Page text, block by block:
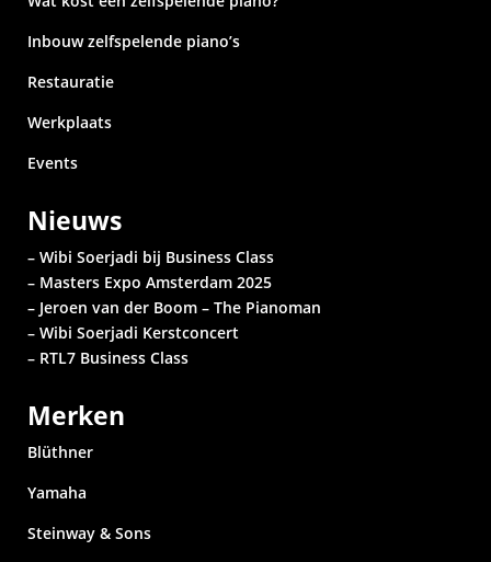
Inbouw zelfspelende piano’s
Restauratie
Werkplaats
Events
Nieuws
– Wibi Soerjadi bij Business Class
– Masters Expo Amsterdam 2025
– Jeroen van der Boom – The Pianoman
– Wibi Soerjadi Kerstconcert
– RTL7 Business Class
Merken
Blüthner
Yamaha
Steinway & Sons